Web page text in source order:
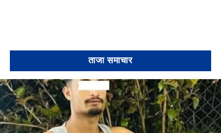
ताजा समाचार